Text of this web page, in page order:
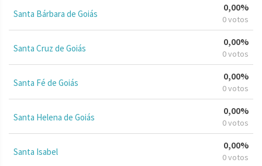
Santa Bárbara de Goiás
0,00%
0 votos
Santa Cruz de Goiás
0,00%
0 votos
Santa Fé de Goiás
0,00%
0 votos
Santa Helena de Goiás
0,00%
0 votos
Santa Isabel
0,00%
0 votos